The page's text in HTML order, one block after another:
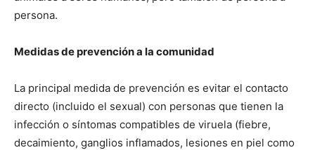
persona.
Medidas de prevención a la comunidad
La principal medida de prevención es evitar el contacto
directo (incluido el sexual) con personas que tienen la
infección o síntomas compatibles de viruela (fiebre,
decaimiento, ganglios inflamados, lesiones en piel como